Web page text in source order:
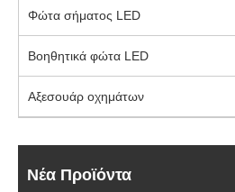
Φώτα σήματος LED
Βοηθητικά φώτα LED
Αξεσουάρ οχημάτων
Νέα Προϊόντα